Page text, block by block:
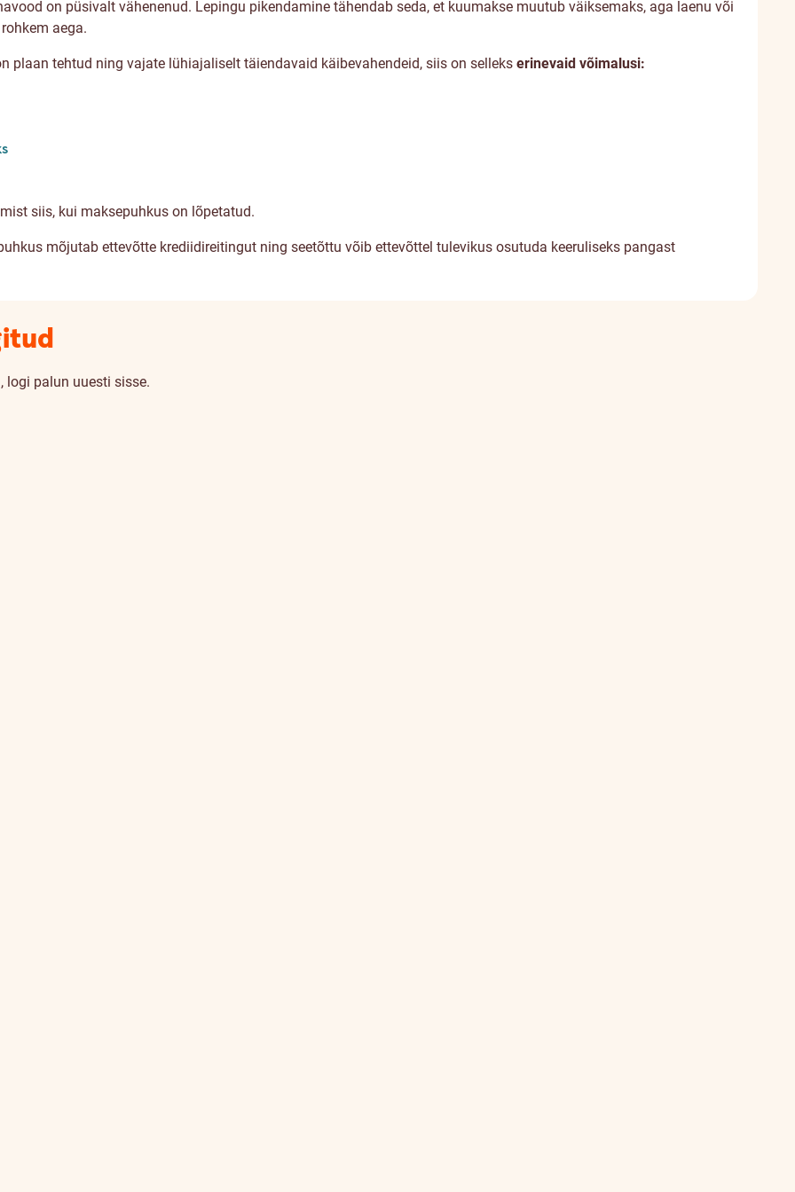
on püsivalt vähenenud. Lepingu pikendamine tähendab seda, et kuumakse muutub väiksemaks, aga laenu või
aega.
plaan tehtud ning vajate lühiajaliselt täiendavaid käibevahendeid, siis on selleks erinevaid võimalusi:
siis, kui maksepuhkus on lõpetatud.
mõjutab ettevõtte krediidireitingut ning seetõttu võib ettevõttel tulevikus osutuda keeruliseks pangast
logi palun uuesti sisse.